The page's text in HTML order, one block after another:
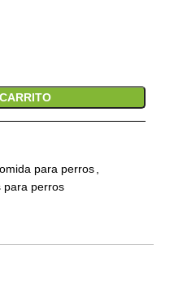
para perros
para perros